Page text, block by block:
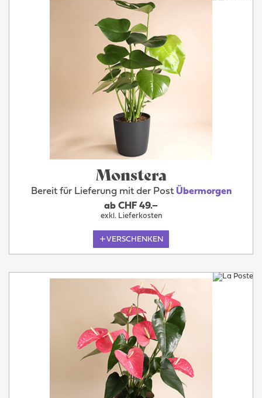
Monstera
Bereit für Lieferung mit der Post Übermorgen
ab CHF 49.–
exkl. Lieferkosten
VERSCHENKEN